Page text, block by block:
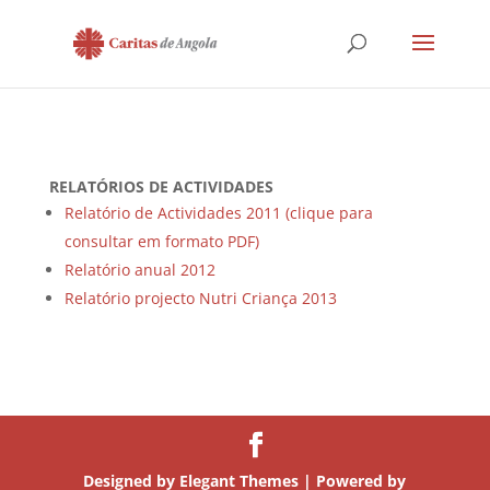
RELATÓRIOS DE ACTIVIDADES
Relatório de Actividades 2011 (clique para
consultar em formato PDF)
Relatório anual 2012
Relatório projecto Nutri Criança 2013
Designed by Elegant Themes | Powered by